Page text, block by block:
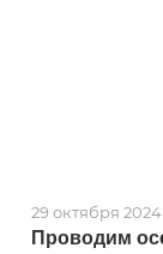
Проводим
29 октября 2024